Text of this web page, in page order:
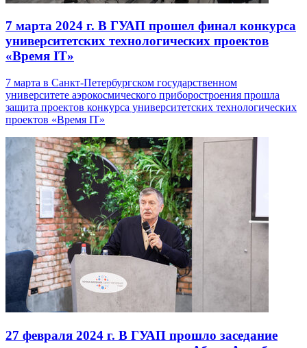
7 марта 2024 г. В ГУАП прошел финал конкурса
университетских технологических проектов
«Время IT»
7 марта в Санкт-Петербургском государственном
университете аэрокосмического приборостроения прошла
защита проектов конкурса университетских технологических
проектов «Время IT»
27 февраля 2024 г. В ГУАП прошло заседание